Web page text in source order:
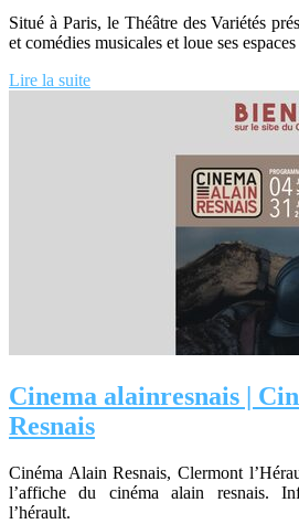
Situé à Paris, le Théâtre des Variétés
et comédies musicales et loue ses
Lire la suite
Cinema a­lain­res­nais |
Resnais
Cinéma Alain Resnais, Clermont
l’affiche du cinéma alain resnais.
l’hérault.